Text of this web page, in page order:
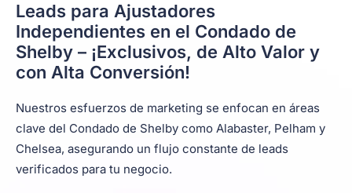
Leads para Ajustadores
Independientes en el Condado de
Shelby – ¡Exclusivos, de Alto Valor y
con Alta Conversión!
Nuestros esfuerzos de marketing se enfocan en áreas
clave del Condado de Shelby como Alabaster, Pelham y
Chelsea, asegurando un flujo constante de leads
verificados para tu negocio.